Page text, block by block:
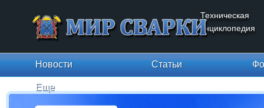
Техническая
энциклопедия
Новости Статьи
Еще